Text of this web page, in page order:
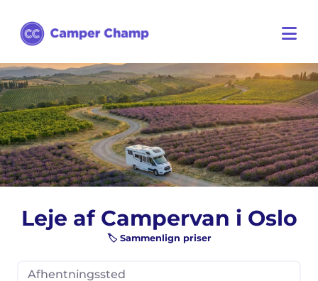
Leje af Campervan i Oslo
🏷️ Sammenlign priser
Afhentningssted